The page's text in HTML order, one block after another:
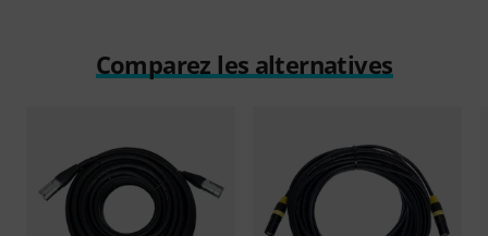
Comparez les alternatives